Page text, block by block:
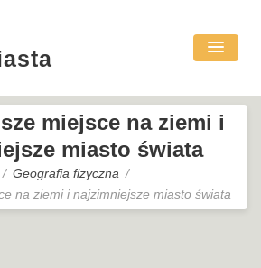
miejsce na ziemi i
miasto świata
Geografia fizyczna
na ziemi i najzimniejsze miasto świata